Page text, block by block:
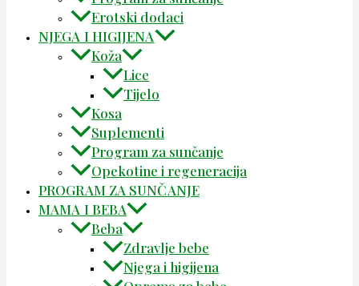
Erotski dodaci
NJEGA I HIGIJENA
Koža
Lice
Tijelo
Kosa
Suplementi
Program za sunčanje
Opekotine i regeneracija
PROGRAM ZA SUNČANJE
MAMA I BEBA
Beba
Zdravlje bebe
Njega i higijena